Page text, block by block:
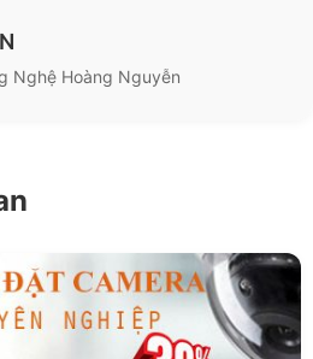
Nghệ Hoàng Nguyễn